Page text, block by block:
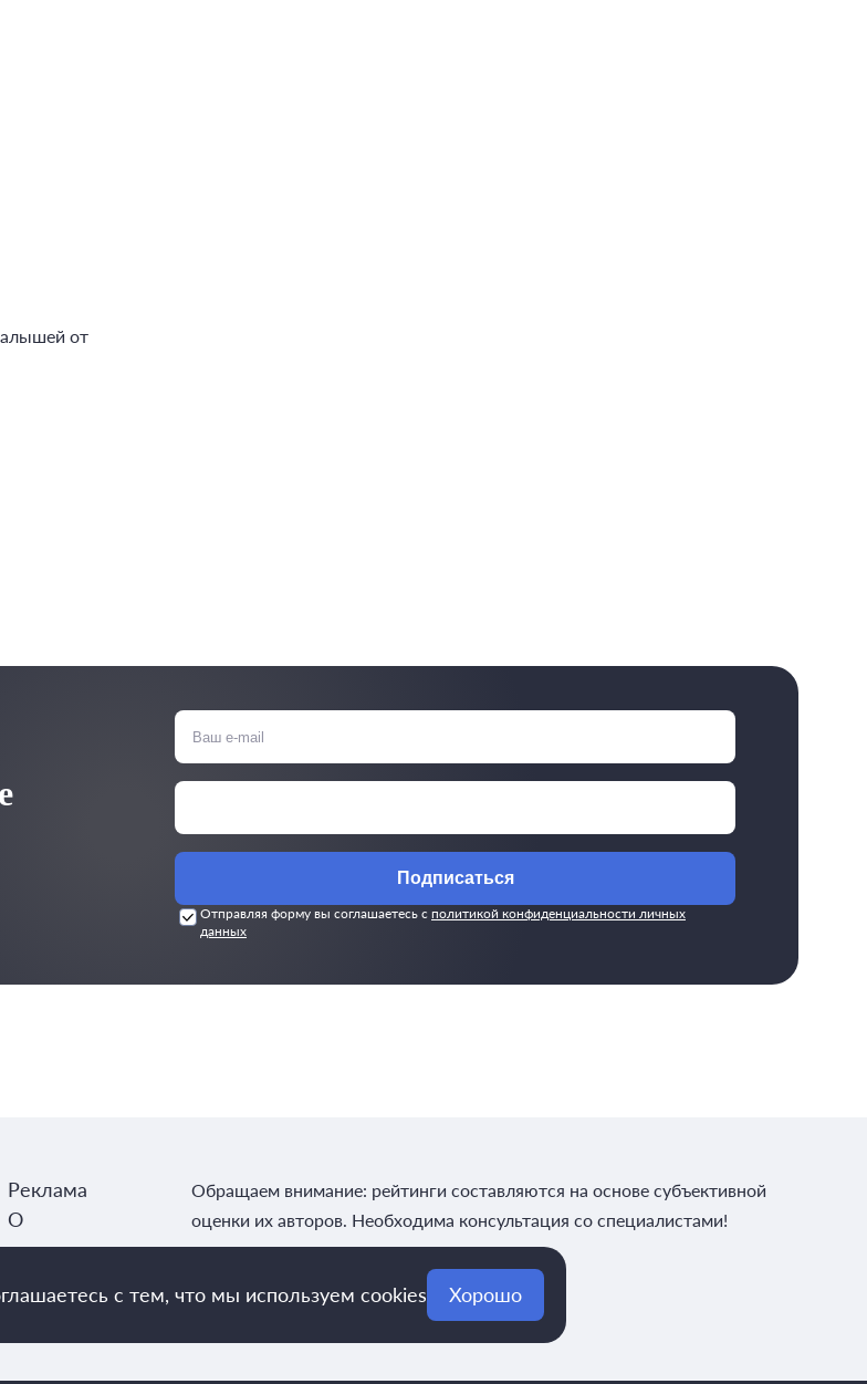
от
Подписаться
Отправляя форму вы соглашаетесь с политикой конфиденциальности личных
данных
Реклама
О
редакции
Обращаем внимание: рейтинги составляются на основе субъективной
оценки их авторов. Необходима консультация со специалистами!
с тем, что мы используем cookies Хорошо